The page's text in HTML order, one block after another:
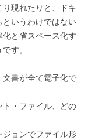
現れたりと、ドキ
というわけではない
と省スペース化す
す。
文書が全て電子化で
・ファイル、どの
ョンでファイル形